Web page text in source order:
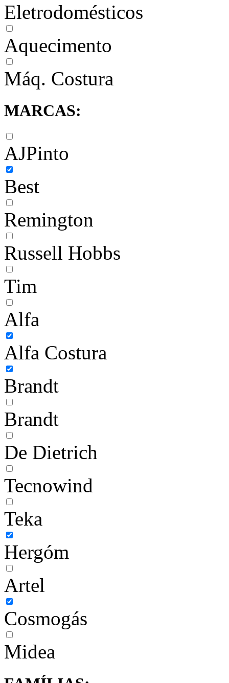
Eletrodomésticos
Aquecimento
Máq. Costura
MARCAS:
AJPinto
Best
Remington
Russell Hobbs
Tim
Alfa
Alfa Costura
Brandt
Brandt
De Dietrich
Tecnowind
Teka
Hergóm
Artel
Cosmogás
Midea